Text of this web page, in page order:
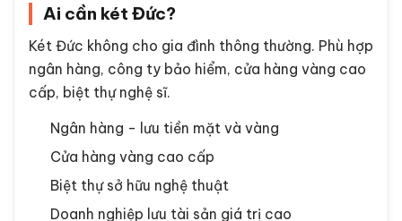
Ai cần két Đức?
Két Đức không cho gia đình thông thường. Phù hợp
ngân hàng, công ty bảo hiểm, cửa hàng vàng cao
cấp, biệt thự nghệ sĩ.
Ngân hàng - lưu tiền mặt và vàng
Cửa hàng vàng cao cấp
Biệt thự sở hữu nghệ thuật
Doanh nghiệp lưu tài sản giá trị cao